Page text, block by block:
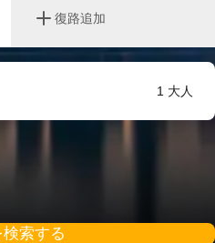
復路追加
1 大人
索する